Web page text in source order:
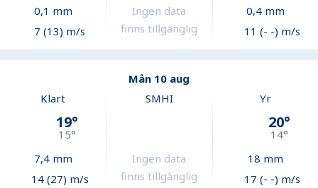
0,1 mm
7 (13) m/s
Ingen data
finns tillgänglig
0,4mm
11 (- -) m/s
Mån 10 aug
Klart
19°
15°
7,4mm
14 (27) m/s
SMHI
Ingen data
finns tillgänglig
Yr
20°
14°
18 mm
17 (- -) m/s